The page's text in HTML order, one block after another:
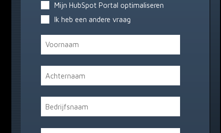
Mijn HubSpot Portal optimaliseren
Ik heb een andere vraag